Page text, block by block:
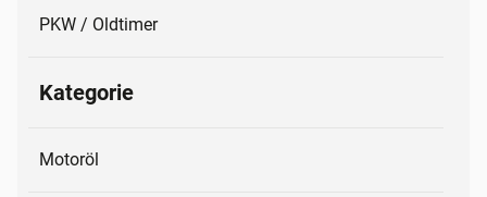
PKW / Oldtimer
Kategorie
Motoröl